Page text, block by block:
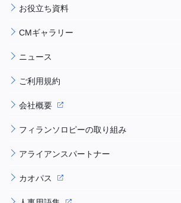
お役立ち資料
CMギャラリー
ニュース
ご利用規約
会社概要
フィランソロピーの取り組み
アライアンスパートナー
カオパス